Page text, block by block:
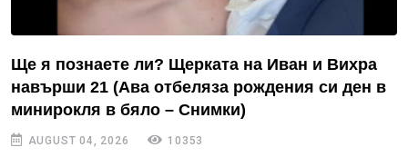
Ще я познаете ли? Щерката на Иван и Вихра
навърши 21 (Ава отбеляза рождения си ден в
минирокля в бяло – Снимки)
AUGUST 04, 2026 10353